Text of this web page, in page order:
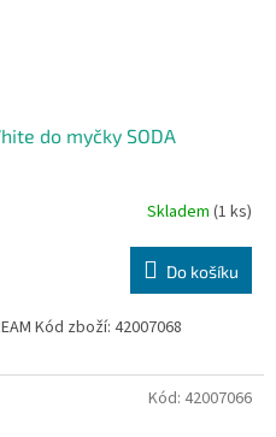
do myčky SODA
Skladem (1 ks)
Do košíku
Kód zboží: 42007068
Kód: 42007066